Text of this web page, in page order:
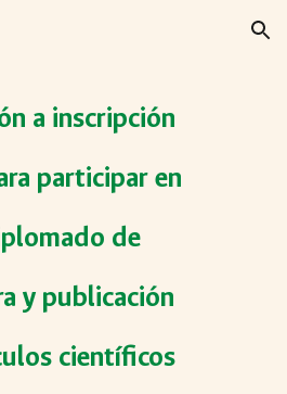
Skip to navigation
a inscripción
participar en
de
y publicación
científicos